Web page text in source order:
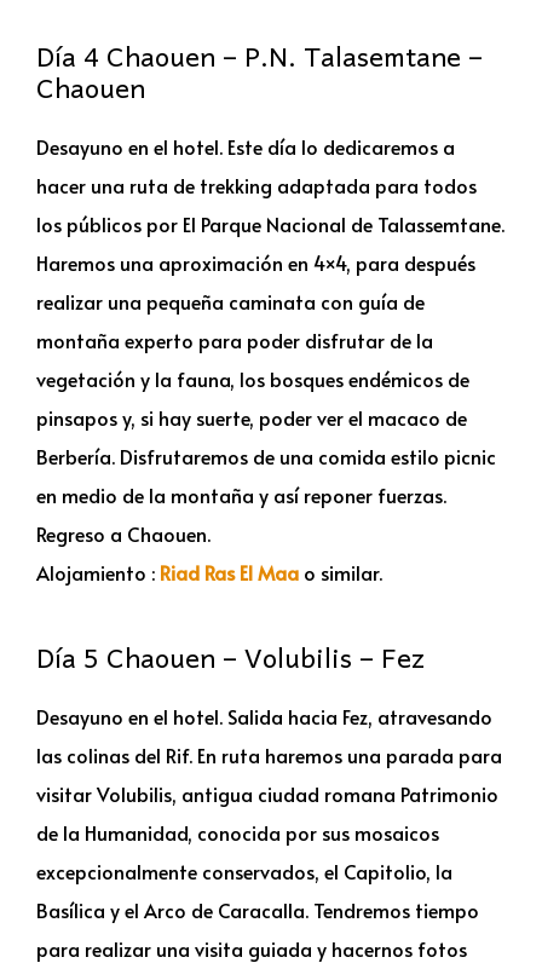
Día 4 Chaouen – P.N. Talasemtane –
Chaouen
Desayuno en el hotel. Este día lo dedicaremos a
hacer una ruta de trekking adaptada para todos
los públicos por El Parque Nacional de Talassemtane.
Haremos una aproximación en 4×4, para después
realizar una pequeña caminata con guía de
montaña experto para poder disfrutar de la
vegetación y la fauna, los bosques endémicos de
pinsapos y, si hay suerte, poder ver el macaco de
Berbería. Disfrutaremos de una comida estilo picnic
en medio de la montaña y así reponer fuerzas.
Regreso a Chaouen.
Alojamiento : Riad Ras El Maa o similar.
Día 5 Chaouen – Volubilis – Fez
Desayuno en el hotel. Salida hacia Fez, atravesando
las colinas del Rif. En ruta haremos una parada para
visitar Volubilis, antigua ciudad romana Patrimonio
de la Humanidad, conocida por sus mosaicos
excepcionalmente conservados, el Capitolio, la
Basílica y el Arco de Caracalla. Tendremos tiempo
para realizar una visita guiada y hacernos fotos